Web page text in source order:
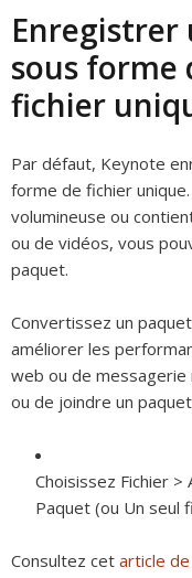
Enregistrer
sous forme
fichier
Par défaut, Keynote
forme de fichier
volumineuse ou
ou de vidéos, vous
paquet.
Convertissez un
améliorer les
web ou de
ou de joindre un
Choisissez Fichier
Paquet (ou Un seul
Consultez cet article de